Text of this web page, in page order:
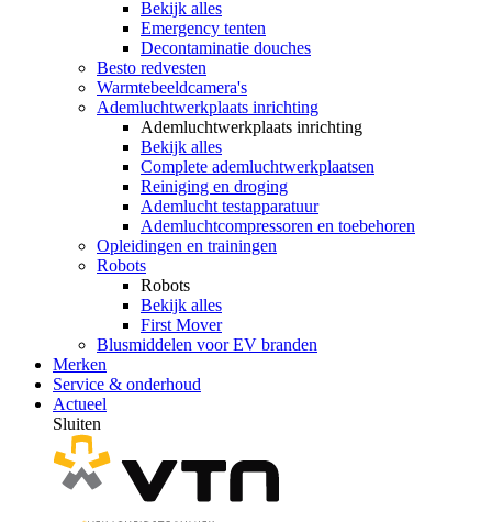
Bekijk alles
Emergency tenten
Decontaminatie douches
Besto redvesten
Warmtebeeldcamera's
Ademluchtwerkplaats inrichting
Ademluchtwerkplaats inrichting
Bekijk alles
Complete ademluchtwerkplaatsen
Reiniging en droging
Ademlucht testapparatuur
Ademluchtcompressoren en toebehoren
Opleidingen en trainingen
Robots
Robots
Bekijk alles
First Mover
Blusmiddelen voor EV branden
Merken
Service & onderhoud
Actueel
Sluiten